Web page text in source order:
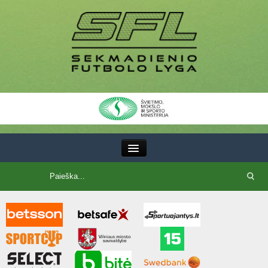
SFL taurė
7x7 CUP